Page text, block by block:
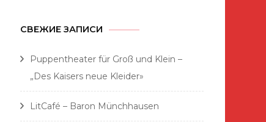
СВЕЖИЕ ЗАПИСИ
Puppentheater für Groß und Klein –
„Des Kaisers neue Kleider»
LitCafé – Baron Münchhausen